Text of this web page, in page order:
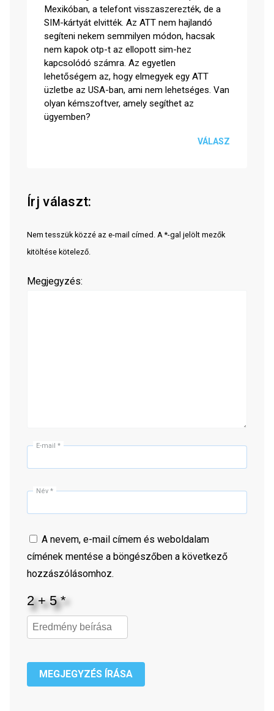
Mexikóban, a telefont visszaszerezték, de a
SIM-kártyát elvitték. Az ATT nem hajlandó
segíteni nekem semmilyen módon, hacsak
nem kapok otp-t az ellopott sim-hez
kapcsolódó számra. Az egyetlen
lehetőségem az, hogy elmegyek egy ATT
üzletbe az USA-ban, ami nem lehetséges. Van
olyan kémszoftver, amely segíthet az
ügyemben?
VÁLASZ
Írj választ:
Nem tesszük közzé az e-mail címed. A *-gal jelölt mezők
kitöltése kötelező.
Megjegyzés:
E-mail *
Név *
A nevem, e-mail címem és weboldalam
címének mentése a böngészőben a következő
hozzászólásomhoz.
MEGJEGYZÉS ÍRÁSA